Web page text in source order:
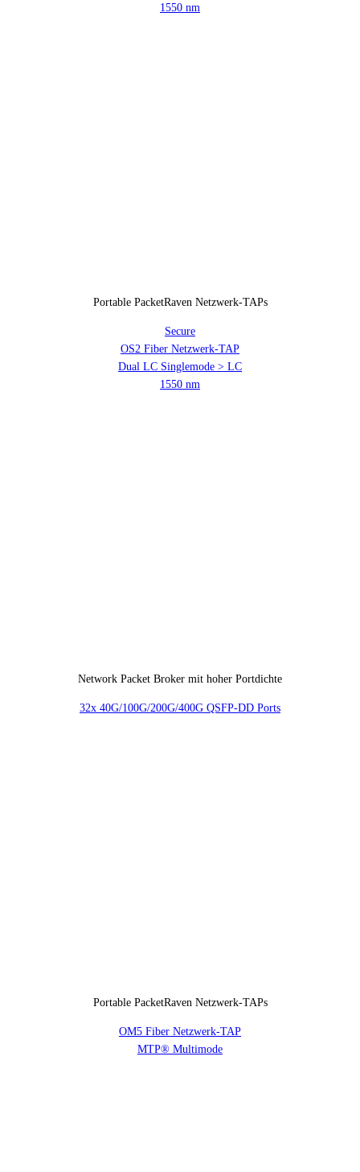
1550 nm
Portable PacketRaven Netzwerk-TAPs
Secure
OS2 Fiber Netzwerk-TAP
Dual LC Singlemode > LC
1550 nm
Network Packet Broker mit hoher Portdichte
32x 40G/100G/200G/400G QSFP-DD Ports
Portable PacketRaven Netzwerk-TAPs
OM5 Fiber Netzwerk-TAP
MTP® Multimode